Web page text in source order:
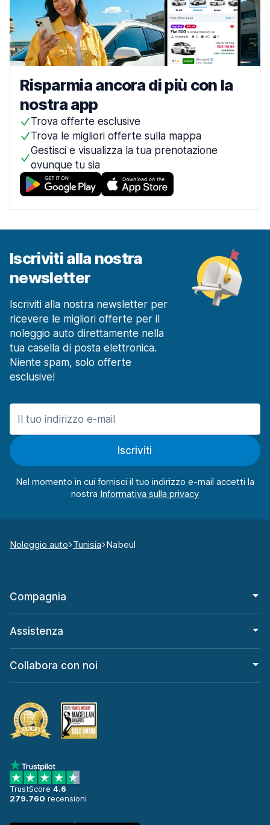
Risparmia ancora di più con la
nostra app
Trova offerte esclusive
Trova le migliori offerte sulla mappa
Gestisci e visualizza la tua prenotazione
ovunque tu sia
Iscriviti alla nostra
newsletter
Iscriviti alla nostra newsletter per
ricevere le migliori offerte per il
noleggio auto direttamente nella
tua casella di posta elettronica.
Niente spam, solo offerte
esclusive!
Iscriviti
Nel momento in cui fornisci il tuo indirizzo e-mail accetti la
nostra
Noleggio auto Tunisia Nabeul
Compagnia
Assistenza
Collabora con noi
TrustScore 4.6
279.760 recensioni